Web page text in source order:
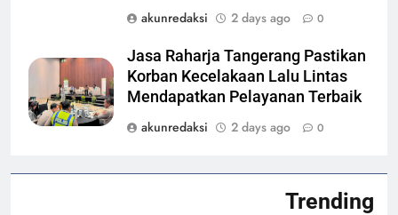
akunredaksi
2 days ago 0
Jasa Raharja Tangerang Pastikan
Korban Kecelakaan Lalu Lintas
Mendapatkan Pelayanan Terbaik
akunredaksi
2 days ago 0
Trending